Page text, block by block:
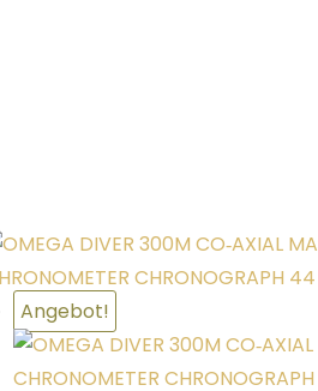
Angebot!